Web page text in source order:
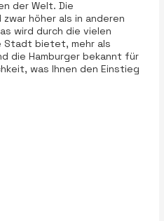
der Welt. Die
höher als in anderen
wird durch die vielen
Stadt bietet, mehr als
die Hamburger bekannt für
was Ihnen den Einstieg